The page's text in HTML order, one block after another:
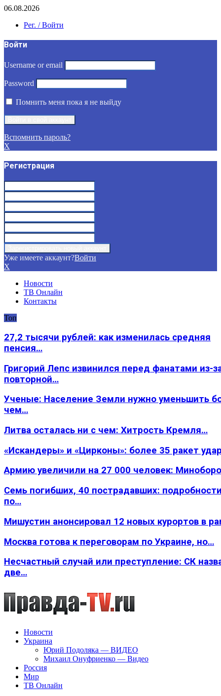
06.08.2026
Рег. / Войти
Войти
Username or email
Password
Помнить меня пока я не выйду
Вспомнить пароль?
X
Регистрация
Уже имеете аккаунт?Войти
X
Новости
ТВ Онлайн
Контакты
Топ
27,2 тысячи рублей: как изменилась средняя
пенсия…
Григорий Лепс извинился перед фанатами из-
повторной…
Ученые: Население Земли нужно уменьшить
чем…
Литва осталась ни с чем: Хитрость Кремля…
«Искандеры» и «Цирконы»: более 35 ракет
Армию увеличили на 27 000 человек:
Семь погибших, 40 пострадавших:
по…
Мишустин анонсировал 12 новых курортов в
Москва готова к переговорам по Украине, но…
Несчастный случай или преступление: СК
две…
Новости
Украина
Юрий Подоляка — ВИДЕО
Михаил Онуфриенко — Видео
Россия
Мир
ТВ Онлайн